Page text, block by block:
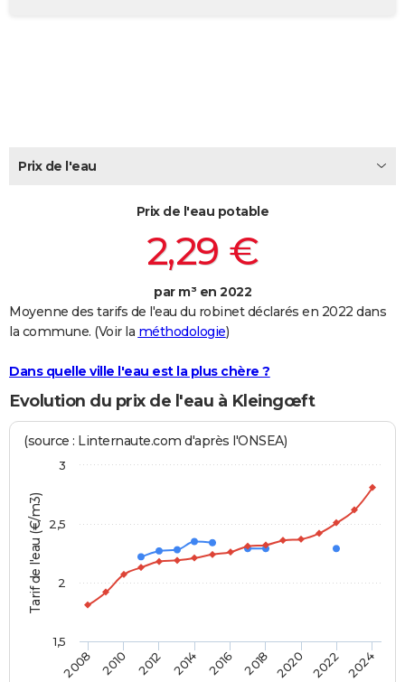
Carte de Noël
Carte Bonne année
Carte Saint-Valentin
Carte Pâques
Carte d'anniversaire
DICTIONNAIRE
FORUM
Prix de l'eau
Prix de l'eau potable
2,29 €
par m³ en 2022
Moyenne des tarifs de l'eau du robinet déclarés en 2022 dans
la commune. (Voir la méthodologie)
Dans quelle ville l'eau est la plus chère ?
Evolution du prix de l'eau à Kleingœft
Tarif de l'eau (€/m3)
(source : Linternaute.com d'après l'ONSEA)
2008 2010 2012 2014 2016 2018 2020 2022 2024
2
2,5
3
1,5